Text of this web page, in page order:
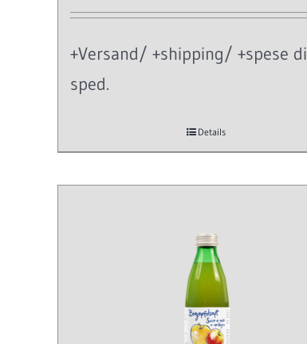
+Versand/ +shipping/ +spese di
sped.
Details